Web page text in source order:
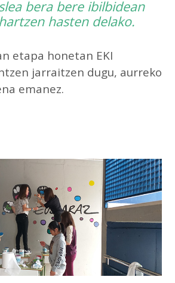
bera bere ibilbidean
hasten delako.
etapa honetan EKI
jarraitzen dugu, aurreko
emanez.